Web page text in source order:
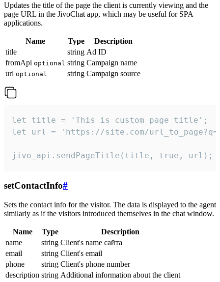
Updates the title of the page the client is currently viewing and the
page URL in the JivoChat app, which may be useful for SPA
applications.
Name Type
Description
title
string Ad ID
fromApi optional string Campaign name
url optional string Campaign source
let title = 'This is custom page title';
let url = 'https://site.com/
jivo_api.sendPageTitle(title, true, url);
setContactInfo#
Sets the contact info for the visitor. The data is displayed to the agent
similarly as if the visitors introduced themselves in the chat window.
Name Type
Description
name
string Client's name сайта
email
string Client's email
phone
string Client's phone number
description string Additional information about the client